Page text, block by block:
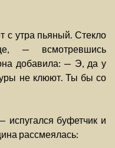
с утра пьяный. Стекло
— всмотревшись
добавила: — Э, да у
не клюют. Ты бы со
испугался буфетчик и
рассмеялась: